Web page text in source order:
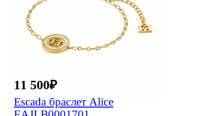
11 500₽
Escada браслет Alice